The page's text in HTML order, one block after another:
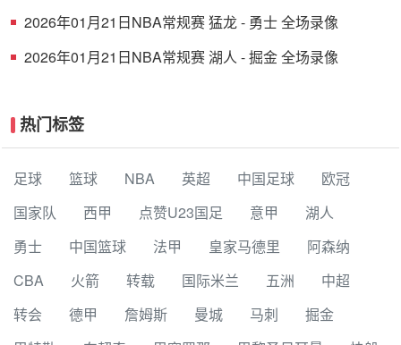
2026年01月21日NBA常规赛 猛龙 - 勇士 全场录像
2026年01月21日NBA常规赛 湖人 - 掘金 全场录像
热门标签
足球 篮球 NBA 英超 中国足球
欧冠
国家队
西甲 点赞U23国足 意甲
湖人
勇士
中国篮球 法甲 皇家马德里
阿森纳
CBA
火箭 转载 国际米兰 五洲
中超
转会
德甲 詹姆斯 曼城 马刺
掘金